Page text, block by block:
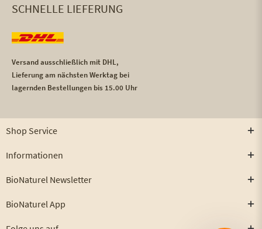
SCHNELLE LIEFERUNG
Versand ausschließlich mit DHL,
Lieferung am nächsten Werktag bei
lagernden Bestellungen bis 15.00 Uhr
Shop Service
Informationen
BioNaturel Newsletter
BioNaturel App